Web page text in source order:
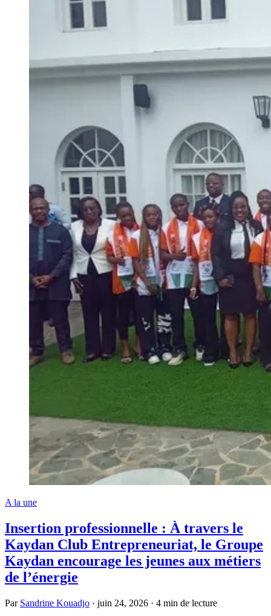
A la une
Insertion professionnelle : À travers le
Kaydan Club Entrepreneuriat, le Groupe
Kaydan encourage les jeunes aux métiers
de l’énergie
Par Sandrine Kouadjo · juin 24, 2026 · 4 min de lecture